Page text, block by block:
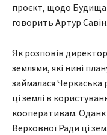
проєкт, щодо
говорить Артур Савін.
Як розповів
землями, які нині
займалася Черкаська
ці землі в
кооперативам. Оданк
Верховної Ради ці